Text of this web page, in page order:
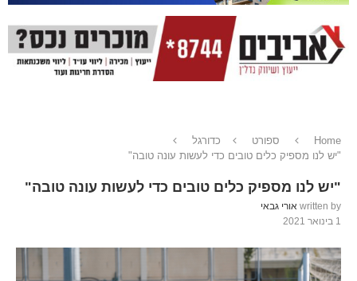
Home ספורט
כדורגל
"יש לנו מספיק כלים טובים כדי לעשות עונה טובה"
"יש לנו מספיק כלים טובים כדי לעשות עונה טובה"
written by אורי גבאי
1 בינואר 2021